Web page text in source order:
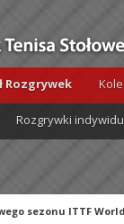
Rozgrywek
Rozgrywki
sezonu ITTF